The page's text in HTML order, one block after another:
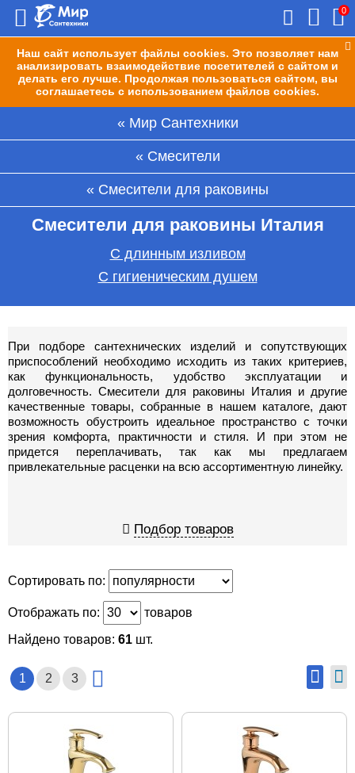
Наш сайт использует файлы cookies. Это позволяет нам
анализировать взаимодействие посетителей с сайтом и
делать его лучше. Продолжая пользоваться сайтом, вы
соглашаетесь с использованием файлов cookies.
0
Мир Сантехники
Смесители
Смесители для раковины
Смесители для раковины Италия
С длинным изливом
С гигиеническим душем
При подборе сантехнических изделий и сопутствующих
приспособлений необходимо исходить из таких критериев,
как функциональность, удобство эксплуатации и
долговечность. Смесители для раковины Италия и другие
качественные товары, собранные в нашем каталоге, дают
возможность обустроить идеальное пространство с точки
зрения комфорта, практичности и стиля. И при этом не
придется переплачивать, так как мы предлагаем
привлекательные расценки на всю ассортиментную линейку.
Подбор товаров
Сортировать по:
Отображать по:
товаров
Найдено товаров: 61 шт.
1 2 3